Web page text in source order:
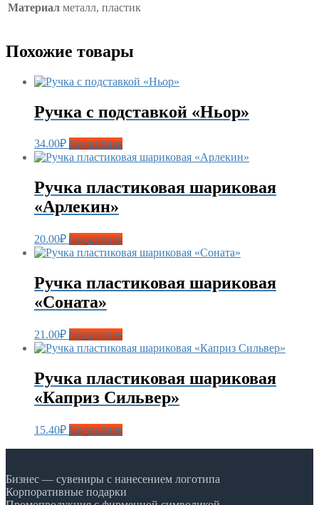
Материал металл, пластик
Похожие товары
Ручка с подставкой «Ньор»
34.00₽ Подробнее
Ручка пластиковая шариковая
«Арлекин»
20.00₽ Подробнее
Ручка пластиковая шариковая
«Соната»
21.00₽ Подробнее
Ручка пластиковая шариковая
«Каприз Сильвер»
15.40₽ Подробнее
Бизнес — сувениры с нанесением логотипа
Корпоративные подарки